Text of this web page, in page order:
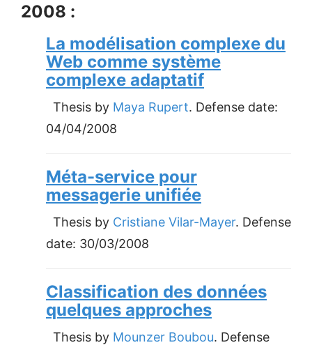
2008 :
La modélisation complexe du
Web comme système
complexe adaptatif
Thesis by Maya Rupert. Defense date:
04/04/2008
Méta-service pour
messagerie unifiée
Thesis by Cristiane Vilar-Mayer. Defense
date: 30/03/2008
Classification des données
quelques approches
Thesis by Mounzer Boubou. Defense